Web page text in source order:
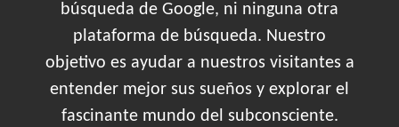
búsqueda de Google, ni ninguna otra
plataforma de búsqueda. Nuestro
objetivo es ayudar a nuestros visitantes a
entender mejor sus sueños y explorar el
fascinante mundo del subconsciente.